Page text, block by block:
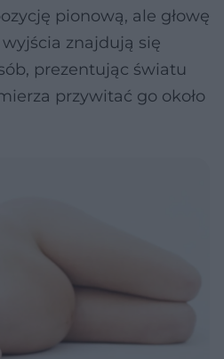
pionową, ale głowę
znajdują się
prezentując światu
przywitać go około